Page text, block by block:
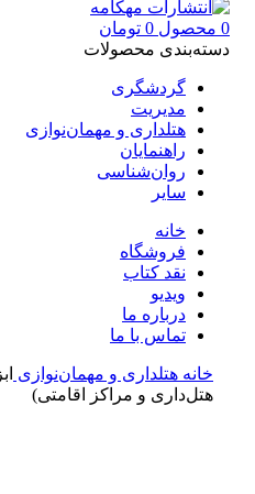
0 محصول 0 تومان
دسته‌بندی محصولات
گردشگری
مدیریت
هتلداری و مهمان‌نوازی
راهنمایان
روان‌شناسی
سایر
خانه
فروشگاه
نقد کتاب
ویدیو
درباره‌ ما
تماس با ما
خانه هتلداری و مهمان‌نوازی
هتل‌داری و مراکز اقامتی)